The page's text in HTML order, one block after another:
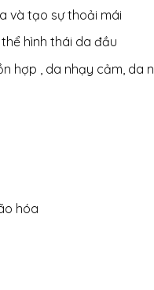
và tạo sự thoải mái
hình thái da đầu
hợp , da nhạy cảm, da
hóa